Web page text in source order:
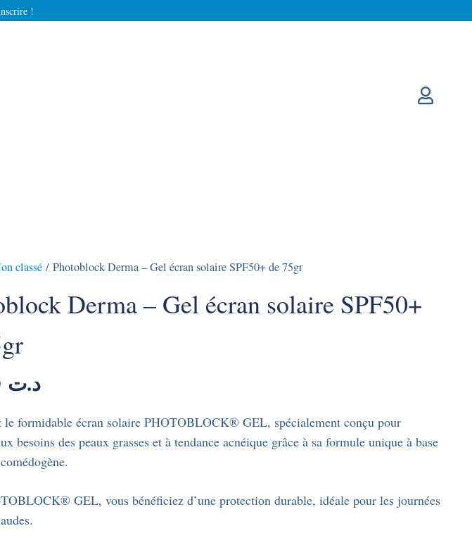
!
classé/ Photoblock Derma – Gel écran solaire SPF50+ de 75gr
Derma – Gel écran solaire SPF50+
د.ت 53,000
le formidable écran solaire PHOTOBLOCK® GEL, spécialement conçu pour
besoins des peaux grasses et à tendance acnéique grâce à sa formule unique à base
GEL, vous bénéficiez d’une protection durable, idéale pour les journées